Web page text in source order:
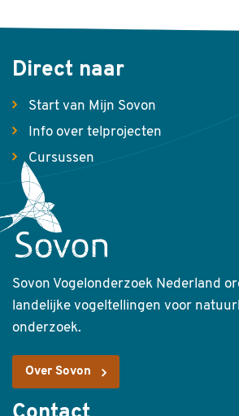
Direct naar
Start van Mijn Sovon
Info over telprojecten
Cursussen
Sovon Vogelonderzoek Nederland
landelijke vogeltellingen voor
onderzoek.
Over Sovon